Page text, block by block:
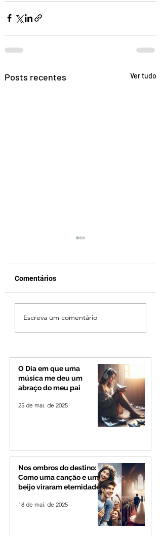
Posts recentes Ver tudo
Fechamento da Ponte
Quinca Mariano muda
rotina de turistas e
Minas e Goiás
Comentários
Escreva um comentário
O Dia em que uma
música me deu um
abraço do meu pai
25 de mai. de 2025
Nos ombros do destino:
Como uma canção e um
beijo viraram eternidade
18 de mai. de 2025